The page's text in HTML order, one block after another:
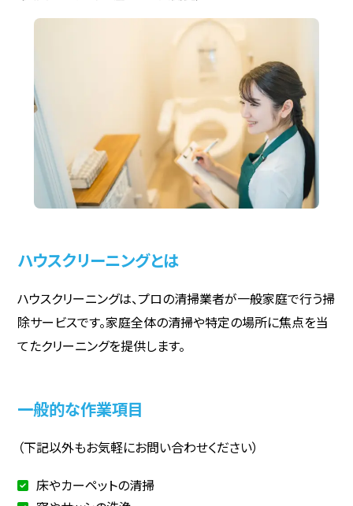
ハウスクリーニングとは
ハウスクリーニングは、プロの清掃業者が一般家庭で行う掃
除サービスです。家庭全体の清掃や特定の場所に焦点を当
てたクリーニングを提供します。
一般的な作業項目
（下記以外もお気軽にお問い合わせください）
床やカーペットの清掃